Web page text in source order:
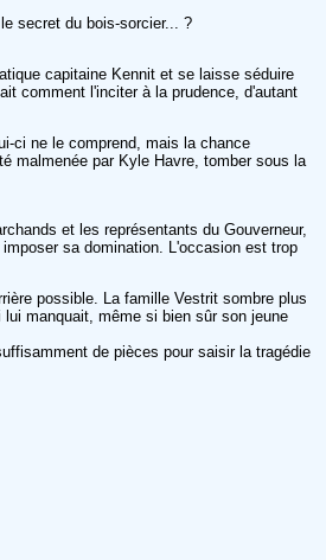
secret du bois-sorcier... ?
capitaine Kennit et se laisse séduire
comment l'inciter à la prudence, d'autant
ci ne le comprend, mais la chance
malmenée par Kyle Havre, tomber sous la
et les représentants du Gouverneur,
sa domination. L'occasion est trop
possible. La famille Vestrit sombre plus
manquait, même si bien sûr son jeune
de pièces pour saisir la tragédie